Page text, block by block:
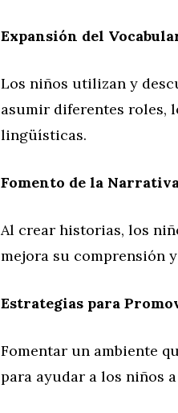
Expansión del
Los niños utilizan y
asumir diferentes roles,
lingüísticas.
Fomento de la
Al crear historias, los
mejora su comprensión
Estrategias para
Fomentar un ambiente
para ayudar a los niños